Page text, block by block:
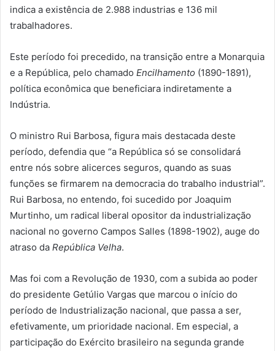
indica a existência de 2.988 industrias e 136 mil
trabalhadores.
Este período foi precedido, na transição entre a Monarquia
e a República, pelo chamado Encilhamento (1890-1891),
política econômica que beneficiara indiretamente a
Indústria.
O ministro Rui Barbosa, figura mais destacada deste
período, defendia que “a República só se consolidará
entre nós sobre alicerces seguros, quando as suas
funções se firmarem na democracia do trabalho industrial”.
Rui Barbosa, no entendo, foi sucedido por Joaquim
Murtinho, um radical liberal opositor da industrialização
nacional no governo Campos Salles (1898-1902), auge do
atraso da República Velha.
Mas foi com a Revolução de 1930, com a subida ao poder
do presidente Getúlio Vargas que marcou o início do
período de Industrialização nacional, que passa a ser,
efetivamente, um prioridade nacional. Em especial, a
participação do Exército brasileiro na segunda grande